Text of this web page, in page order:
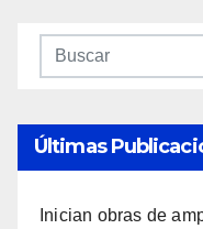
Últimas
Inician obras de